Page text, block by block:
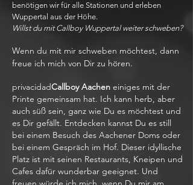
benötigen wir für alle Stationen und erleben
Wuppertal aus der Höhe.
Willst du mit Callboy Wuppertal weiter schweben?
Wenn du mit mir schweben möchtest, dann
freue ich mich von Dir zu hören.
privacidadCallboy Aachen einiges mit der
Printe gemeinsam hat. Ich kann herb, aber
auch süß sein, ganz wie Du es möchtest und
es Dir gefällt. Entdecken kannst Du es still
bei einem Besuch des Aachener Doms oder
bei einem Gespräch im Hof. Dieser idyllische
Platz ist mit seinen Restaurants, Kneipen und
Cafes dafür wunderbar geeignet. Und